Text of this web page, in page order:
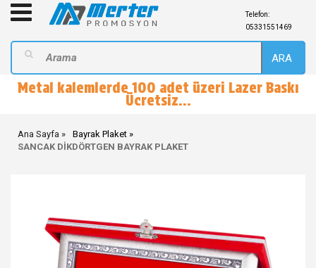
Telefon:
05331551469
ARA
Metal kalemlerde 100 adet üzeri Lazer Baskı
Ücretsiz...
Ana Sayfa
Bayrak Plaket
SANCAK DİKDÖRTGEN BAYRAK PLAKET